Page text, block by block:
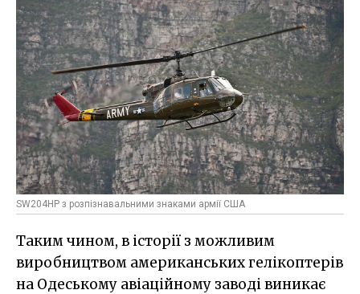
SW204HP з розпізнавальними знаками армії США
Таким чином, в історії з можливим
виробництвом американських гелікоптерів
на Одеському авіаційному заводі виникає